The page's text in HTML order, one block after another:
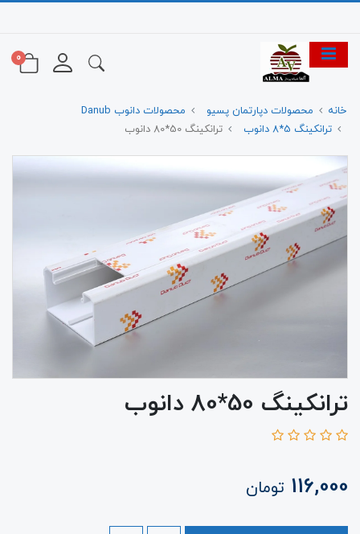
0
خانه محصولات دپارتمان پسیو
محصولات دانوب Danub
ترانکینگ 5*8 دانوب
ترانکینگ 50*80 دانوب
ترانکینگ 50*80 دانوب
116,000 تومان